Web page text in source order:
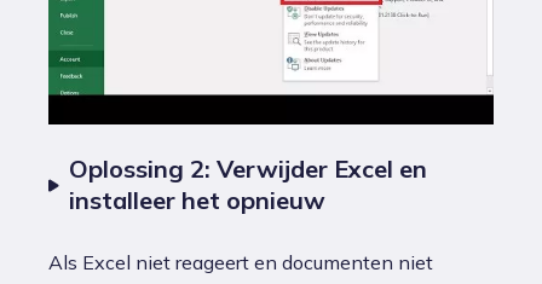
Oplossing 2: Verwijder Excel en
installeer het opnieuw
Als Excel niet reageert en documenten niet